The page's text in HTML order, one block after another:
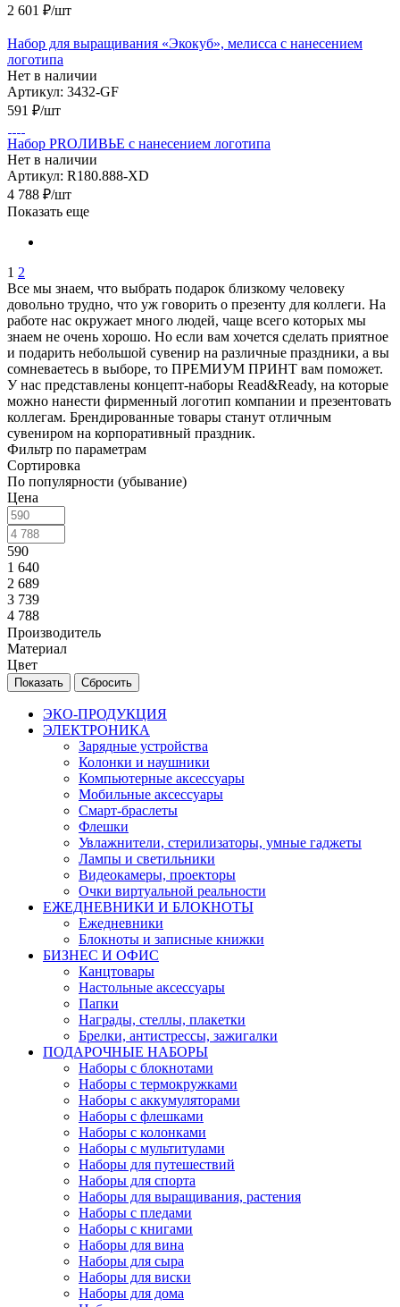
2 601 ₽/шт
Набор для выращивания «Экокуб», мелисса с нанесением
логотипа
Нет в наличии
Артикул: 3432-GF
591 ₽/шт
Набор PROЛИВЬЕ с нанесением логотипа
Нет в наличии
Артикул: R180.888-XD
4 788 ₽/шт
Показать еще
1 2
Все мы знаем, что выбрать подарок близкому человеку
довольно трудно, что уж говорить о презенту для коллеги. На
работе нас окружает много людей, чаще всего которых мы
знаем не очень хорошо. Но если вам хочется сделать приятное
и подарить небольшой сувенир на различные праздники, а вы
сомневаетесь в выборе, то ПРЕМИУМ ПРИНТ вам поможет.
У нас представлены концепт-наборы Read&Ready, на которые
можно нанести фирменный логотип компании и презентовать
коллегам. Брендированные товары станут отличным
сувениром на корпоративный праздник.
Фильтр по параметрам
Сортировка
По популярности (убывание)
Цена
590
1 640
2 689
3 739
4 788
Производитель
Материал
Цвет
Сбросить
ЭКО-ПРОДУКЦИЯ
ЭЛЕКТРОНИКА
Зарядные устройства
Колонки и наушники
Компьютерные аксессуары
Мобильные аксессуары
Смарт-браслеты
Флешки
Увлажнители, стерилизаторы, умные гаджеты
Лампы и светильники
Видеокамеры, проекторы
Очки виртуальной реальности
ЕЖЕДНЕВНИКИ И БЛОКНОТЫ
Ежедневники
Блокноты и записные книжки
БИЗНЕС И ОФИС
Канцтовары
Настольные аксессуары
Папки
Награды, стеллы, плакетки
Брелки, антистрессы, зажигалки
ПОДАРОЧНЫЕ НАБОРЫ
Наборы с блокнотами
Наборы с термокружками
Наборы с аккумуляторами
Наборы с флешками
Наборы с колонками
Наборы с мультитулами
Наборы для путешествий
Наборы для спорта
Наборы для выращивания, растения
Наборы с пледами
Наборы с книгами
Наборы для вина
Наборы для сыра
Наборы для виски
Наборы для дома